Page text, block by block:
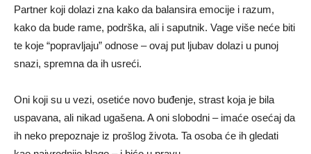
Partner koji dolazi zna kako da balansira emocije i razum,
kako da bude rame, podrška, ali i saputnik. Vage više neće biti
te koje “popravljaju” odnose – ovaj put ljubav dolazi u punoj
snazi, spremna da ih usreći.
Oni koji su u vezi, osetiće novo buđenje, strast koja je bila
uspavana, ali nikad ugašena. A oni slobodni – imaće osećaj da
ih neko prepoznaje iz prošlog života. Ta osoba će ih gledati